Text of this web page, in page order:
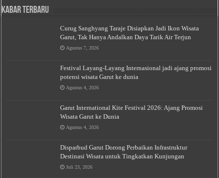
Kabar Terbaru
Curug Sanghyang Taraje Disiapkan Jadi Ikon Wisata
Garut, Tak Hanya Andalkan Daya Tarik Air Terjun
Agustus 7, 2026
Festival Layang-Layang Internasional jadi ajang promosi
potensi wisata Garut ke dunia
Agustus 4, 2026
Garut International Kite Festival 2026: Ajang Promosi
Wisata Garut ke Dunia
Agustus 4, 2026
Disparbud Garut Dorong Perbaikan Infrastruktur
Destinasi Wisata untuk Tingkatkan Kunjungan
Juli 23, 2026